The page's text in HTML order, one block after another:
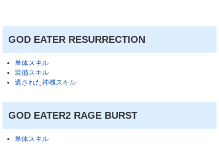
GOD EATER RESURRECTION
単体スキル
装備スキル
遺された神機スキル
GOD EATER2 RAGE BURST
単体スキル